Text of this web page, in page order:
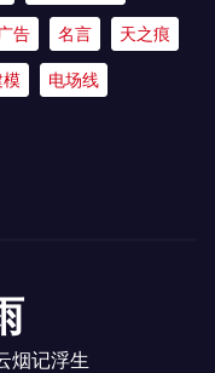
告 名言 天之痕
模 电场线
烟记浮生